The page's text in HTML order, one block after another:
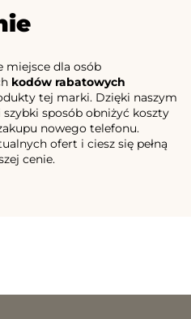
miejsce dla osób
kodów rabatowych
tej marki. Dzięki naszym
sposób obniżyć koszty
nowego telefonu.
ofert i ciesz się pełną
cenie.